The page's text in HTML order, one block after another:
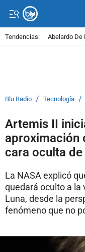
Tendencias: Abelardo De
Blu Radio / Tecnología /
Artemis II
aproximación
cara oculta de
La NASA explicó
quedará oculto a la
Luna, desde la
fenómeno que no